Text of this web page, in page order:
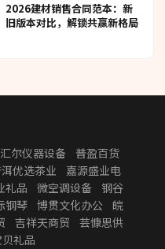
2026建材销售合同范本：新
旧版本对比，解锁共赢新格局
汇尔仪器设备
普盈百货
优选茶业
嘉源盛业电
礼品 微空调设备
钢谷
钢琴 博贯文化办公
皖
吉祥天商贸
芸慷思供
礼品